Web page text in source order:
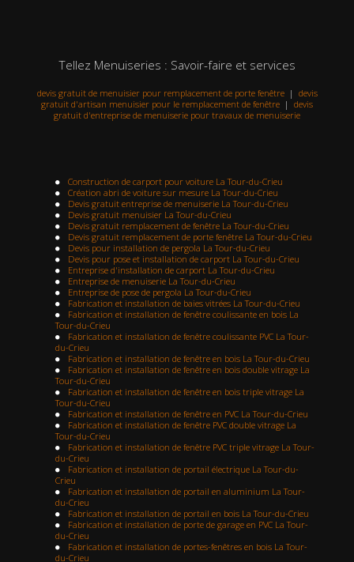
Tellez Menuiseries : Savoir-faire et services
devis gratuit de menuisier pour remplacement de porte fenêtre| devis
gratuit d'artisan menuisier pour le remplacement de fenêtre | devis
gratuit d'entreprise de menuiserie pour travaux de menuiserie
Construction de carport pour voiture La Tour-du-Crieu
Création abri de voiture sur mesure La Tour-du-Crieu
Devis gratuit entreprise de menuiserie La Tour-du-Crieu
Devis gratuit menuisier La Tour-du-Crieu
Devis gratuit remplacement de fenêtre La Tour-du-Crieu
Devis gratuit remplacement de porte fenêtre La Tour-du-Crieu
Devis pour installation de pergola La Tour-du-Crieu
Devis pour pose et installation de carport La Tour-du-Crieu
Entreprise d'installation de carport La Tour-du-Crieu
Entreprise de menuiserie La Tour-du-Crieu
Entreprise de pose de pergola La Tour-du-Crieu
Fabrication et installation de baies vitrées La Tour-du-Crieu
Fabrication et installation de fenêtre coulissante en bois La
Tour-du-Crieu
Fabrication et installation de fenêtre coulissante PVC La Tour-
du-Crieu
Fabrication et installation de fenêtre en bois La Tour-du-Crieu
Fabrication et installation de fenêtre en bois double vitrage La
Tour-du-Crieu
Fabrication et installation de fenêtre en bois triple vitrage La
Tour-du-Crieu
Fabrication et installation de fenêtre en PVC La Tour-du-Crieu
Fabrication et installation de fenêtre PVC double vitrage La
Tour-du-Crieu
Fabrication et installation de fenêtre PVC triple vitrage La Tour-
du-Crieu
Fabrication et installation de portail électrique La Tour-du-
Crieu
Fabrication et installation de portail en aluminium La Tour-
du-Crieu
Fabrication et installation de portail en bois La Tour-du-Crieu
Fabrication et installation de porte de garage en PVC La Tour-
du-Crieu
Fabrication et installation de portes-fenêtres en bois La Tour-
du-Crieu